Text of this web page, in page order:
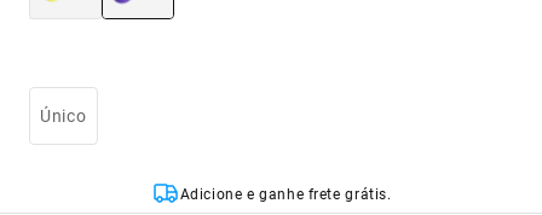
Único
Adicione e ganhe frete grátis.